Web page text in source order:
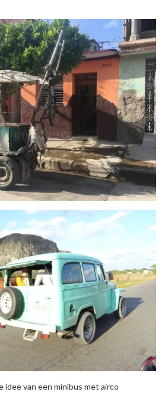
idee van een minibus met airco